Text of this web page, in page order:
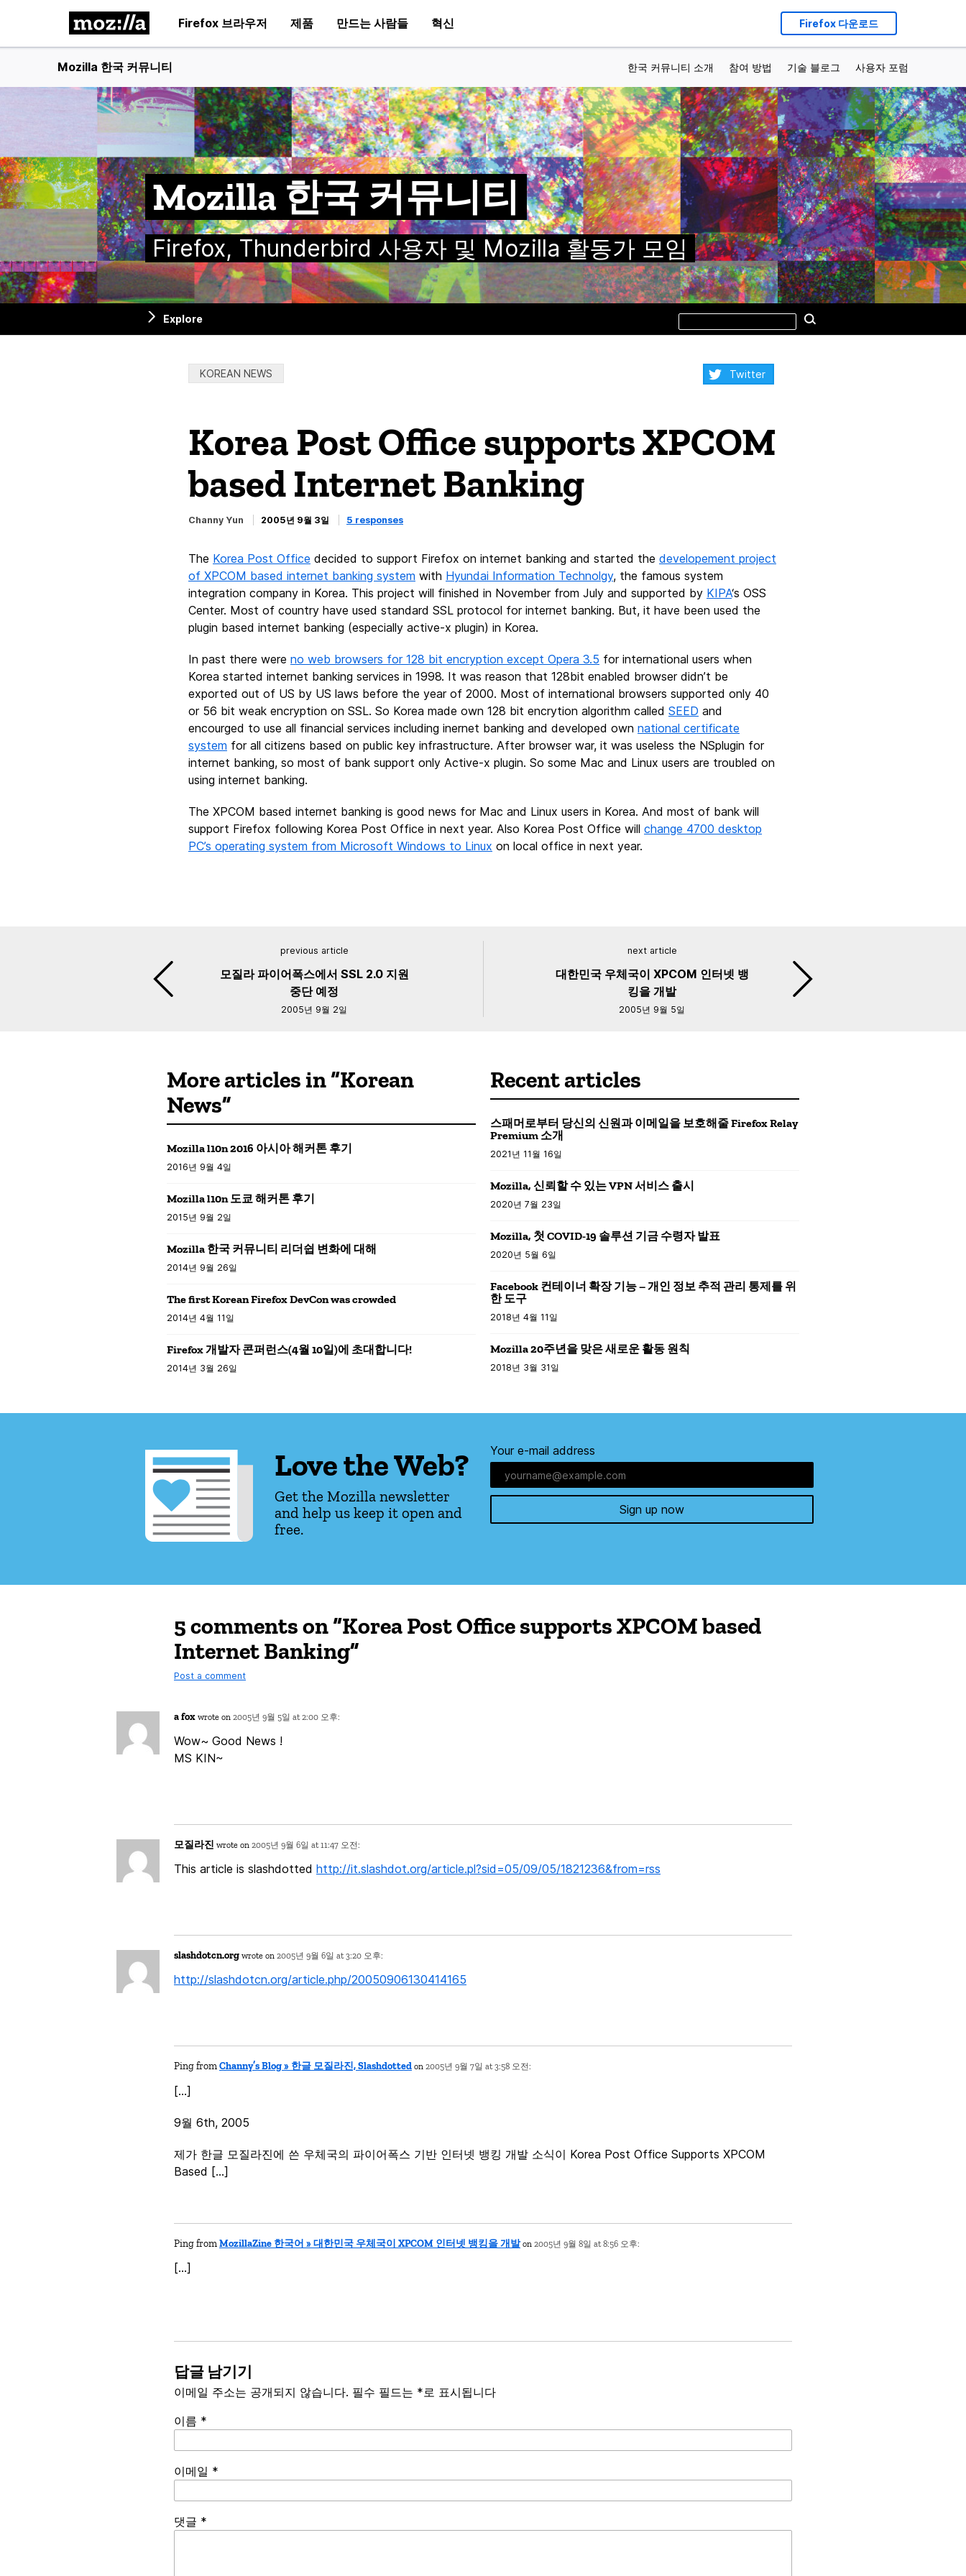
Firefox 다운로드
Firefox 브라우저 제품 만드는 사람들 혁신
Mozilla 한국 커뮤니티 한국 커뮤니티 소개 참여 방법 기술 블로그 사용자 포럼
Mozilla 한국 커뮤니티
Firefox, Thunderbird 사용자 및 Mozilla 활동가 모임
Explore
Search
site
Categories:
KOREAN NEWS Twitter
Korea Post Office supports XPCOM
based Internet Banking
Channy Yun 2005년 9월 3일 5 responses
The Korea Post Office decided to support Firefox on internet banking and started the developement project
of XPCOM based internet banking system with Hyundai Information Technolgy, the famous system
integration company in Korea. This project will finished in November from July and supported by KIPA‘s OSS
Center. Most of country have used standard SSL protocol for internet banking. But, it have been used the
plugin based internet banking (especially active-x plugin) in Korea.
In past there were no web browsers for 128 bit encryption except Opera 3.5 for international users when
Korea started internet banking services in 1998. It was reason that 128bit enabled browser didn’t be
exported out of US by US laws before the year of 2000. Most of international browsers supported only 40
or 56 bit weak encryption on SSL. So Korea made own 128 bit encrytion algorithm called SEED and
encourged to use all financial services including inernet banking and developed own national certificate
system for all citizens based on public key infrastructure. After browser war, it was useless the NSplugin for
internet banking, so most of bank support only Active-x plugin. So some Mac and Linux users are troubled on
using internet banking.
The XPCOM based internet banking is good news for Mac and Linux users in Korea. And most of bank will
support Firefox following Korea Post Office in next year. Also Korea Post Office will change 4700 desktop
PC’s operating system from Microsoft Windows to Linux on local office in next year.
previous article
모질라 파이어폭스에서 SSL 2.0 지원
중단 예정
2005년 9월 2일
next article
대한민국 우체국이 XPCOM 인터넷 뱅
킹을 개발
2005년 9월 5일
More articles in “Korean
News”
Mozilla l10n 2016 아시아 해커톤 후기
2016년 9월 4일
Mozilla l10n 도쿄 해커톤 후기
2015년 9월 2일
Mozilla 한국 커뮤니티 리더쉽 변화에 대해
2014년 9월 26일
The first Korean Firefox DevCon was crowded
2014년 4월 11일
Firefox 개발자 콘퍼런스(4월 10일)에 초대합니다!
2014년 3월 26일
Recent articles
스패머로부터 당신의 신원과 이메일을 보호해줄 Firefox Relay
Premium 소개
2021년 11월 16일
Mozilla, 신뢰할 수 있는 VPN 서비스 출시
2020년 7월 23일
Mozilla, 첫 COVID-19 솔루션 기금 수령자 발표
2020년 5월 6일
Facebook 컨테이너 확장 기능 – 개인 정보 추적 관리 통제를 위
한 도구
2018년 4월 11일
Mozilla 20주년을 맞은 새로운 활동 원칙
2018년 3월 31일
Love the Web?
Get the Mozilla newsletter
and help us keep it open and
free.
Your e-mail address
Sign up now
5 comments on “Korea Post Office supports XPCOM based
Internet Banking”
Post a comment
a fox wrote on 2005년 9월 5일 at 2:00 오후:
Wow~ Good News !
MS KIN~
모질라진 wrote on 2005년 9월 6일 at 11:47 오전:
This article is slashdotted http://it.slashdot.org/article.pl?sid=05/09/05/1821236&from=rss
slashdotcn.org wrote on 2005년 9월 6일 at 3:20 오후:
http://slashdotcn.org/article.php/20050906130414165
Ping fromChanny’s Blog » 한글 모질라진, Slashdotted on 2005년 9월 7일 at 3:58 오전:
[…]
9월 6th, 2005
제가 한글 모질라진에 쓴 우체국의 파이어폭스 기반 인터넷 뱅킹 개발 소식이 Korea Post Office Supports XPCOM
Based […]
Ping fromMozillaZine 한국어 » 대한민국 우체국이 XPCOM 인터넷 뱅킹을 개발 on 2005년 9월 8일 at 8:56 오후:
[…]
답글 남기기
이메일 주소는 공개되지 않습니다. 필수 필드는 *로 표시됩니다
이름 *
이메일 *
Spamming
댓글 *